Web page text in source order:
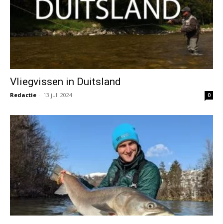
Vliegvissen in Duitsland
Redactie - 13 juli 2024 0